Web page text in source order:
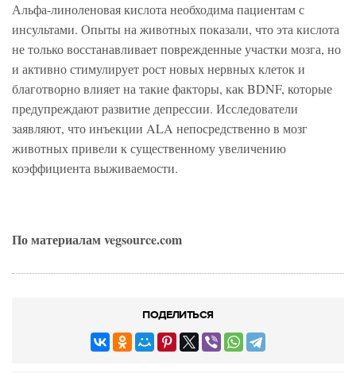
Альфа-линоленовая кислота необходима пациентам с
инсультами. Опыты на животных показали, что эта кислота
не только восстанавливает поврежденные участки мозга, но
и активно стимулирует рост новых нервных клеток и
благотворно влияет на такие факторы, как BDNF, которые
предупреждают развитие депрессии. Исследователи
заявляют, что инъекции ALA непосредственно в мозг
животных привели к существенному увеличению
коэффициента выживаемости.
По материалам vegsource.com
ПОДЕЛИТЬСЯ